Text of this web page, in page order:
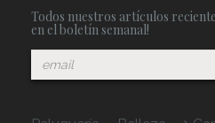
Todos nuestros artículos
en el boletín semanal!